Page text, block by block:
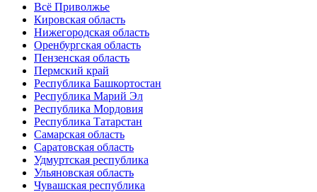
Всё Приволжье
Кировская область
Нижегородская область
Оренбургская область
Пензенская область
Пермский край
Республика Башкортостан
Республика Марий Эл
Республика Мордовия
Республика Татарстан
Самарская область
Саратовская область
Удмуртская республика
Ульяновская область
Чувашская республика